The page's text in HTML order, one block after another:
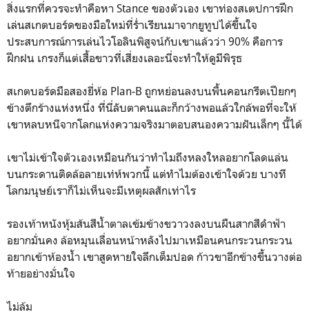
สิ่งแรกที่ควรจะทำคือหา Stance ของตัวเอง เขาท่องสเตปการฝึก
เล่นสเกตบอร์ดของมือใหม่ที่ร่ำเรียนมาจากยูทูปได้ขึ้นใจ
ประสบการณ์การเล่นไวโอลินพิสูจน์กับเขาแล้วว่า 90% คือการ
ฝึกฝน เกรงก็แต่เสื้อขาวที่เสี่ยงเลอะนี่จะทำให้ดูมีพิรุธ
สเกตบอร์ดมือสองยี่ห้อ Plan-B ถูกหย่อนลงบนพื้นคอนกรีตเปียกๆ
ข้างตึกร้างแห่งหนึ่ง ที่นี่ลับตาคนและก็กว้างพอแล้วใกล้พอที่จะให้
เขาหลบหนีจากโลกแห่งความจริงมาตอบสนองความฝันเล็กๆ นี้ได้
เขาไม่เข้าใจตัวเองเหมือนกันว่าทำไมถึงหลงใหลอยากโลดแล่น
บนกระดานติดล้อลายเท่ห์พวกนี้ แต่ทำไมต้องเข้าใจด้วย บางที
โลกมนุษย์เราก็ไม่เห็นจะมีเหตุผลสักเท่าไร
รองเท้าหนังหุ้มส้นสีน้ำตาลเข้มข้างขวาวงลงบนผืนสากสีดำฟ้า
อยากมั่นคง ล้อหมุนเลื่อนหน้าหลังไปมาเหมือนคนกระวนกระวน
อยากเข้าห้องน้ำ เขาสูดหายใจลึกเต็มปอด ก้าวขาอีกข้างขึ้นวางต่อ
ท้ายอย่างมั่นใจ
ไม่ล้ม